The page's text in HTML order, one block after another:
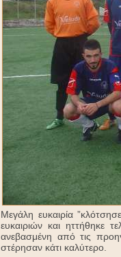
Μεγάλη ευκαιρία
ευκαιριών και ηττήθηκε
ανεβασμένη από τις
στέρησαν κάτι καλύτερο.